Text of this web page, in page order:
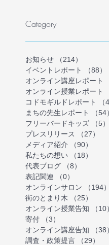
Category
お知らせ （214）
イベントレポート
（88）
オンライン講座レポート
オンライン授業レポート
コドモギルドレポート
（
まちの先生レポート
（54）
フリーバードキッズ
（5）
プレスリリース
（27）
メディア紹介
（90）
私たちの想い
（18）
代表ブログ
（8）
表記関連
（0）
オンラインサロン
（194）
街のとまり木
（25）
オンライン授業告知
（10）
寄付
（3）
オンライン講座告知
（38）
調査・政策提言
（29）